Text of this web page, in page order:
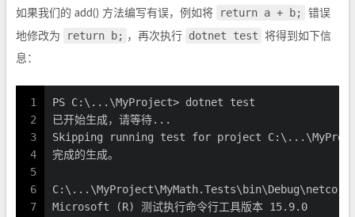
如果我们的 add() 方法编写有误，例如将 return a + b; 错误
地修改为 return b; ，再次执行 dotnet test
将得到如下信
息：
1
2
3
4
5
6
7
PS C:\...\MyProject> dotnet test
已开始生成，请等待...
Skipping running test for project
完成的生成。
Microsoft (R) 测试执行命令行工具版本 15.9.0